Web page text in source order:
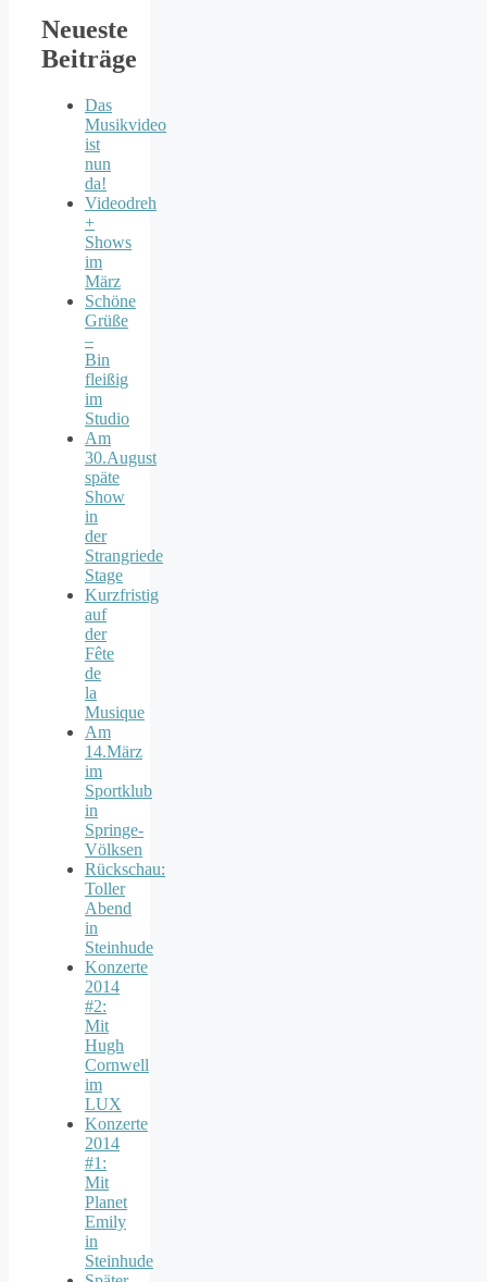
Neueste
Beiträge
Das
Musikvideo
ist
nun
da!
Videodreh
+
Shows
im
März
Schöne
Grüße
–
Bin
fleißig
im
Studio
Am
30.August
späte
Show
in
der
Strangriede
Stage
Kurzfristig
auf
der
Fête
de
la
Musique
Am
14.März
im
Sportklub
in
Springe-
Völksen
Rückschau:
Toller
Abend
in
Steinhude
Konzerte
2014
#2:
Mit
Hugh
Cornwell
im
LUX
Konzerte
2014
#1:
Mit
Planet
Emily
in
Steinhude